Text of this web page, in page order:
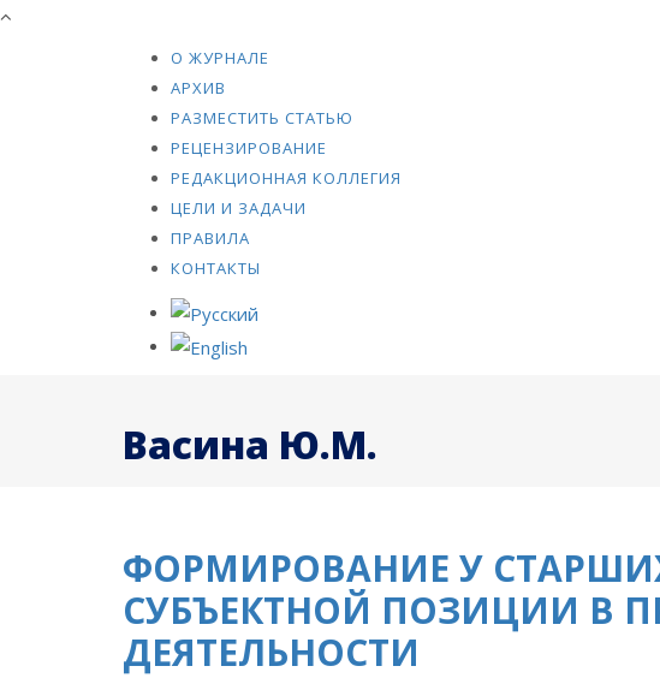
О ЖУРНАЛЕ
АРХИВ
РАЗМЕСТИТЬ СТАТЬЮ
РЕЦЕНЗИРОВАНИЕ
РЕДАКЦИОННАЯ КОЛЛЕГИЯ
ЦЕЛИ И ЗАДАЧИ
ПРАВИЛА
КОНТАКТЫ
Васина Ю.М.
ФОРМИРОВАНИЕ У
СУБЪЕКТНОЙ ПОЗИЦИИ В
ДЕЯТЕЛЬНОСТИ